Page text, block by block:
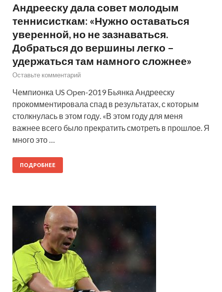
Андрееску дала совет молодым
теннисисткам: «Нужно оставаться
уверенной, но не зазнаваться.
Добраться до вершины легко –
удержаться там намного сложнее»
Оставьте комментарий
Чемпионка US Open-2019 Бьянка Андрееску
прокомментировала спад в результатах, с которым
столкнулась в этом году. «В этом году для меня
важнее всего было прекратить смотреть в прошлое. Я
много это …
ПОДРОБНЕЕ